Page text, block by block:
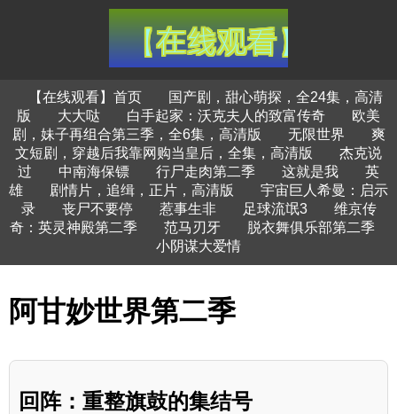
【在线观看】首页
国产剧，甜心萌探，全24集，高清
版
大大哒 白手起家：沃克夫人的致富传奇
欧美
剧，妹子再组合第三季，全6集，高清版
无限世界
爽
文短剧，穿越后我靠网购当皇后，全集，高清版
杰克说
过
中南海保镖 行尸走肉第二季 这就是我
英
雄
剧情片，追缉，正片，高清版
宇宙巨人希曼：启示
录
丧尸不要停 惹事生非 足球流氓3
维京传
奇：英灵神殿第二季
范马刃牙
脱衣舞俱乐部第二季
小阴谋大爱情
阿甘妙世界第二季
回阵：重整旗鼓的集结号